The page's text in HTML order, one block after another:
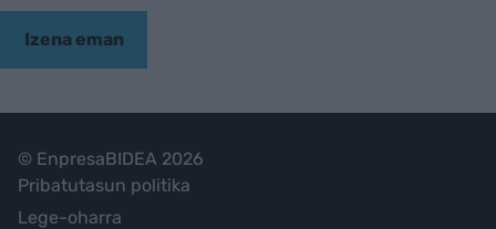
Izena eman
© EnpresaBIDEA 2026
Pribatutasun politika
Lege-oharra